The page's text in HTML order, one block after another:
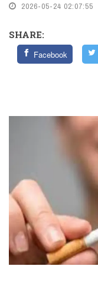
2026-05-24 02:07:55
SHARE:
Facebook